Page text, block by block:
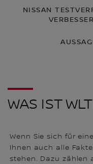
NISSAN
WAS IST
Wenn Sie sich für
Ihnen auch alle
stehen. Dazu zählen